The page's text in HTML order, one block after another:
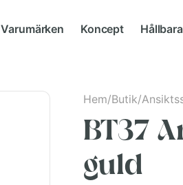
Varumärken Koncept
Hem/Butik/
BT37
guld